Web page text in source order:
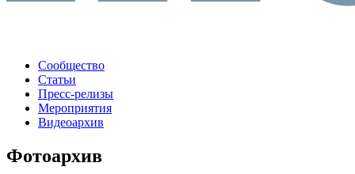
Сообщество
Статьи
Пресс-релизы
Мероприятия
Видеоархив
Фотоархив